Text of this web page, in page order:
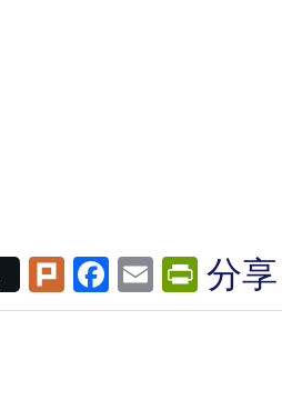
PlurkFacebook
Email分享